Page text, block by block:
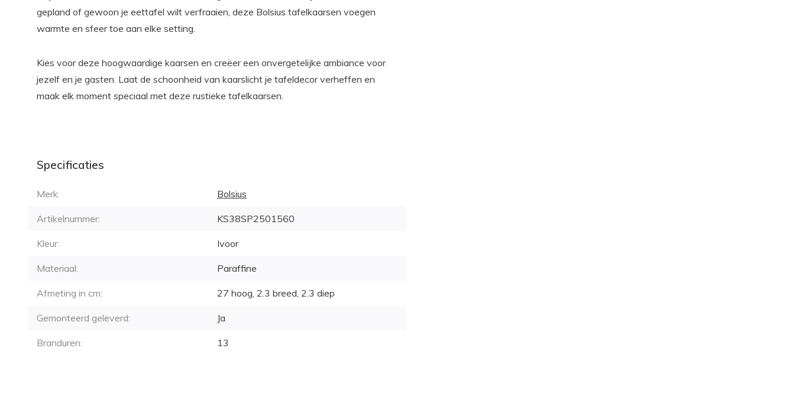
gepland of gewoon je eettafel wilt verfraaien, deze Bolsius tafelkaarsen voegen
warmte en sfeer toe aan elke setting.
Kies voor deze hoogwaardige kaarsen en creëer een onvergetelijke ambiance voor
jezelf en je gasten. Laat de schoonheid van kaarslicht je tafeldecor verheffen en
maak elk moment speciaal met deze rustieke tafelkaarsen.
Specificaties
Merk: Bolsius
Artikelnummer: KS38SP2501560
Kleur: Ivoor
Materiaal: Paraffine
Afmeting in cm: 27 hoog, 2.3 breed, 2.3 diep
Gemonteerd geleverd: Ja
Branduren: 13